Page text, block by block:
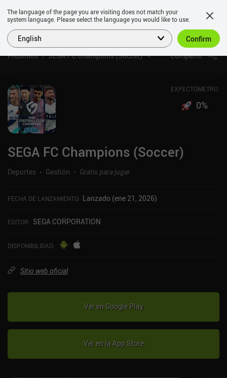
Próximos SEGA FC Champions (Soccer) Compartir
SEGA FC Champions (Soccer)
Deportes Gestión Gratis para jugar
FECHA DE LANZAMIENTO: Lanzado (ene 21, 2026)
EDITOR: SEGA CORPORATION
DISPONIBILIDAD:
Sitio web oficial
EXPECTÓMETRO
0%
Ver en Google Play
Ver en la App Store
The language of the page you are visiting does not match your
system language. Please select the language you would like to use.
English Confirm